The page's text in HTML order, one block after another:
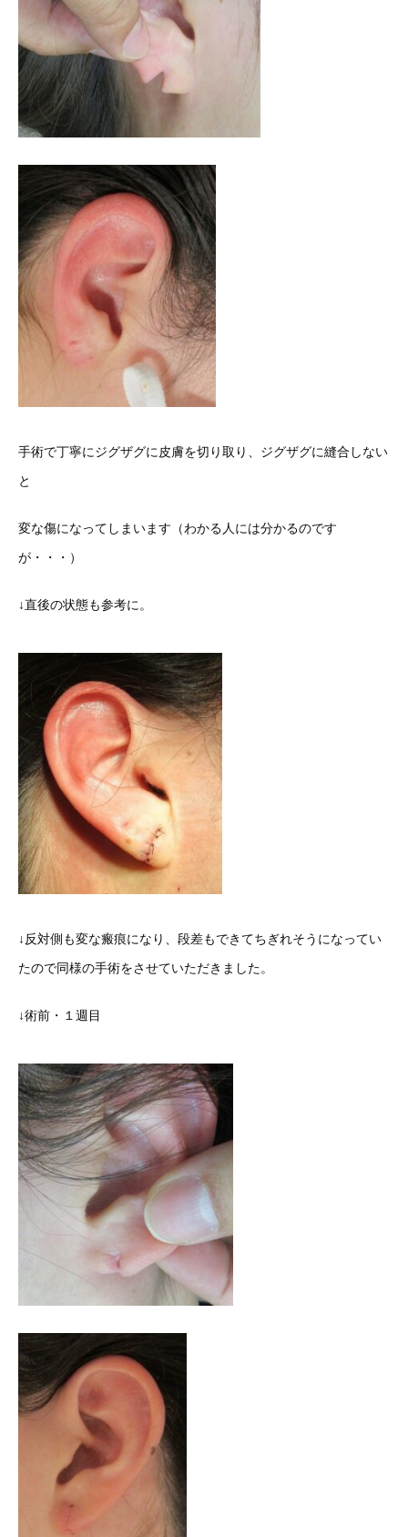
手術で丁寧にジグザグに皮膚を切り取り、ジグザグに縫合しない
と
変な傷になってしまいます（わかる人には分かるのです
が・・・）
↓直後の状態も参考に。
↓反対側も変な瘢痕になり、段差もできてちぎれそうになってい
たので同様の手術をさせていただきました。
↓術前・１週目